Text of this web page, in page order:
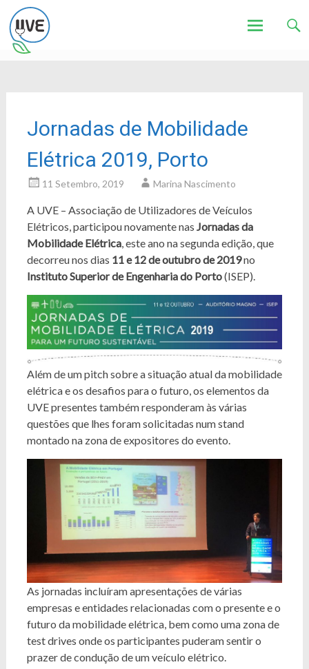
Jornadas de Mobilidade
Elétrica 2019, Porto
11 Setembro, 2019 Marina Nascimento
A UVE – Associação de Utilizadores de Veículos
Elétricos, participou novamente nas Jornadas da
Mobilidade Elétrica, este ano na segunda edição, que
decorreu nos dias 11 e 12 de outubro de 2019no
Instituto Superior de Engenharia do Porto(ISEP).
Além de um pitch sobre a situação atual da mobilidade
elétrica e os desafios para o futuro, os elementos da
UVE presentes também responderam às várias
questões que lhes foram solicitadas num stand
montado na zona de expositores do evento.
As jornadas incluíram apresentações de várias
empresas e entidades relacionadas com o presente e o
futuro da mobilidade elétrica, bem como uma zona de
test drives onde os participantes puderam sentir o
prazer de condução de um veículo elétrico.